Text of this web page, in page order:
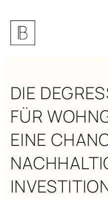
DIE
FÜR
EINE